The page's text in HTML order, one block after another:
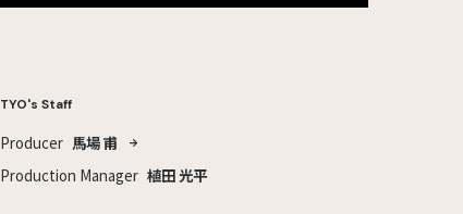
TYO's Staff
Producer 馬場 甫
Production Manager 植田 光平